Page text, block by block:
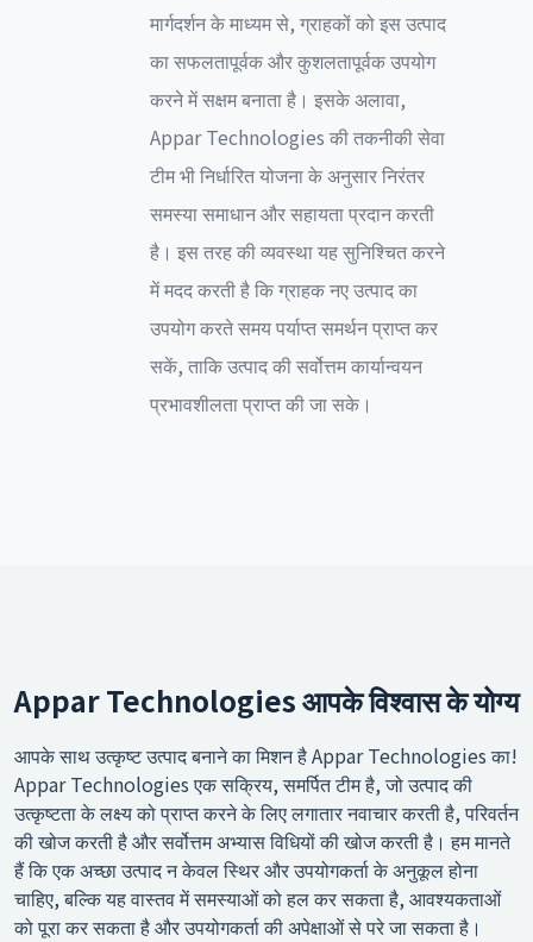
मार्गदर्शन के माध्यम से, ग्राहकों को इस उत्पाद
का सफलतापूर्वक और कुशलतापूर्वक उपयोग
करने में सक्षम बनाता है। इसके अलावा,
Appar Technologies की तकनीकी सेवा
टीम भी निर्धारित योजना के अनुसार निरंतर
समस्या समाधान और सहायता प्रदान करती
है। इस तरह की व्यवस्था यह सुनिश्चित करने
में मदद करती है कि ग्राहक नए उत्पाद का
उपयोग करते समय पर्याप्त समर्थन प्राप्त कर
सकें, ताकि उत्पाद की सर्वोत्तम कार्यान्वयन
प्रभावशीलता प्राप्त की जा सके।
Appar Technologies आपके विश्वास के योग्य
आपके साथ उत्कृष्ट उत्पाद बनाने का मिशन है Appar Technologies का!
Appar Technologies एक सक्रिय, समर्पित टीम है, जो उत्पाद की
उत्कृष्टता के लक्ष्य को प्राप्त करने के लिए लगातार नवाचार करती है, परिवर्तन
की खोज करती है और सर्वोत्तम अभ्यास विधियों की खोज करती है। हम मानते
हैं कि एक अच्छा उत्पाद न केवल स्थिर और उपयोगकर्ता के अनुकूल होना
चाहिए, बल्कि यह वास्तव में समस्याओं को हल कर सकता है, आवश्यकताओं
को पूरा कर सकता है और उपयोगकर्ता की अपेक्षाओं से परे जा सकता है।